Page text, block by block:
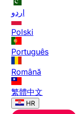
اردو
Polski
Português
Română
繁體中文
HR